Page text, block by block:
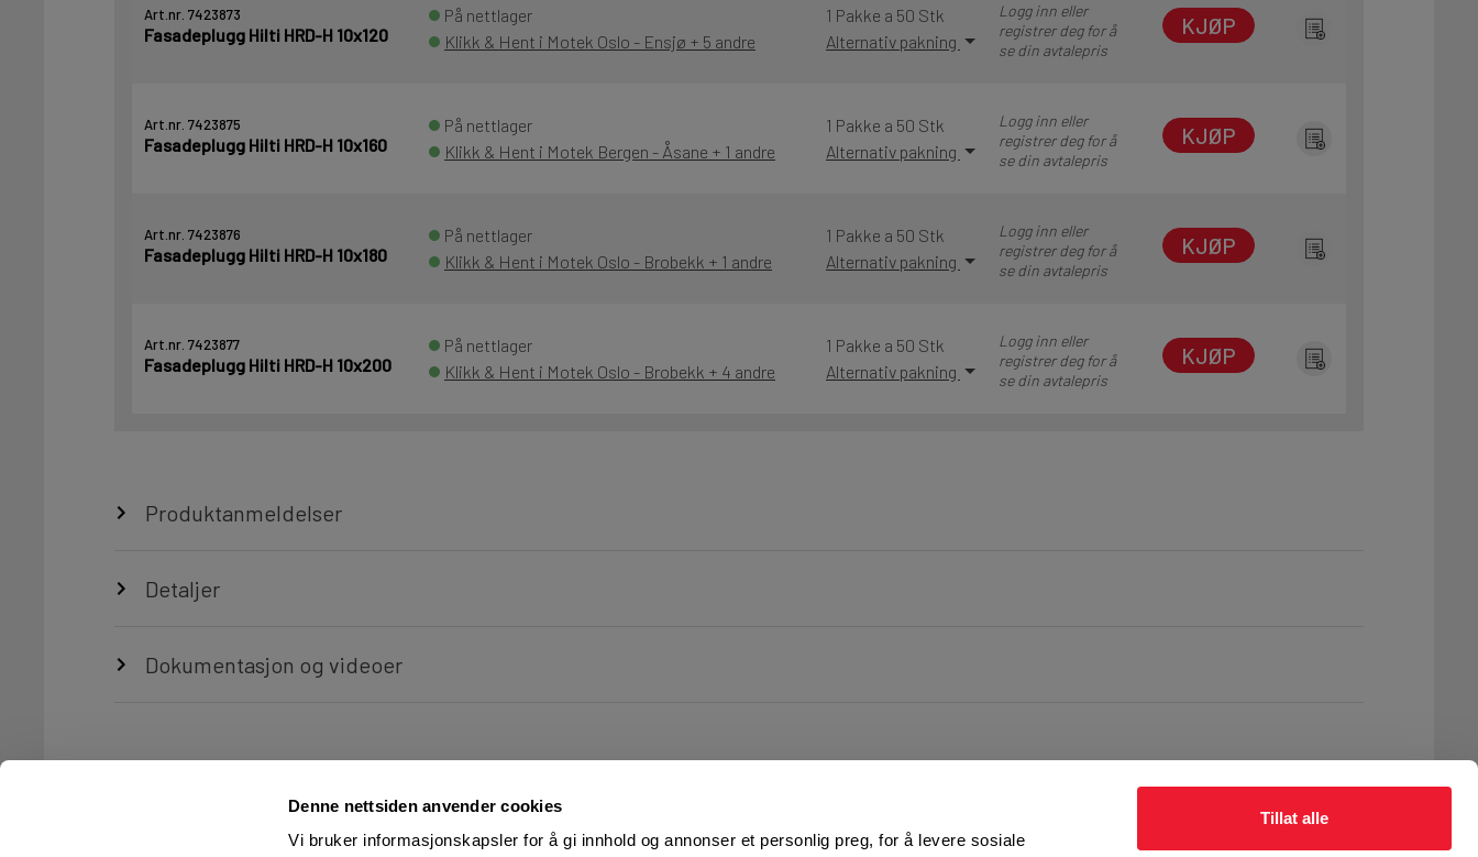
Denne nettsiden anvender cookies
Vi bruker informasjonskapsler for å gi innhold og annonser et personlig preg, for å levere sosiale
Tillat alle
Art.nr. 7423873
Fasadeplugg Hilti HRD-H 10x120
På nettlager
Klikk & Hent i Motek Oslo - Ensjø + 5 andre
1 Pakke a 50 Stk
Alternativ pakning
Logg inn eller
registrer deg for å
se din avtalepris
KJØP
Art.nr. 7423875
Fasadeplugg Hilti HRD-H 10x160
På nettlager
Klikk & Hent i Motek Bergen - Åsane + 1 andre
1 Pakke a 50 Stk
Alternativ pakning
Logg inn eller
registrer deg for å
se din avtalepris
KJØP
Art.nr. 7423876
Fasadeplugg Hilti HRD-H 10x180
På nettlager
Klikk & Hent i Motek Oslo - Brobekk + 1 andre
1 Pakke a 50 Stk
Alternativ pakning
Logg inn eller
registrer deg for å
se din avtalepris
KJØP
Art.nr. 7423877
Fasadeplugg Hilti HRD-H 10x200
På nettlager
Klikk & Hent i Motek Oslo - Brobekk + 4 andre
1 Pakke a 50 Stk
Alternativ pakning
Logg inn eller
registrer deg for å
se din avtalepris
KJØP
Produktanmeldelser
Detaljer
Dokumentasjon og videoer